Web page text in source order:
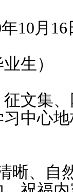
10月16
生）
文集
中心
晰、自